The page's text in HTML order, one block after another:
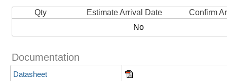
Qty Estimate Arrival Date
Confirm
No
Documentation
Datasheet